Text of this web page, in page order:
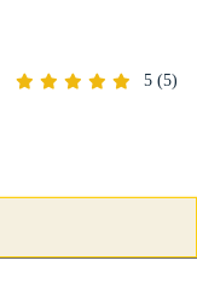
5 (5)